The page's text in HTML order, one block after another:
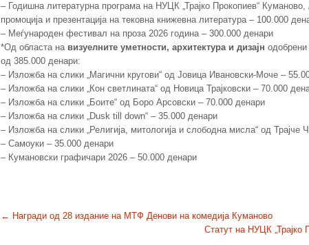
– Годишна литературна програма на НУЦК „Трајко Прокопиев“ Куманово,
промоција и презентација на тековна книжевна литература – 100.000
– Меѓународен фестивал на проза 2026 година – 300.000 денари
*Од областа на визуелните уметности, архитектура и дизајн
од 385.000 денари:
– Изложба на слики „Магични кругови“ од Јовица Ивановски-Моче –
– Изложба на слики „Кон светлината“ од Новица Трајковски – 70.000
– Изложба на слики „Боите“ од Боро Арсовски – 70.000 денари
– Изложба на слики „Dusk till down“ – 35.000 денари
– Изложба на слики „Религија, митологија и слободна мисла“ од Трајче
– Самоуки – 35.000 денари
– Кумановски графичари 2026 – 50.000 денари
P
← Награди од 28 издание на МТФ Денови на комедија Куманово
Статут на НУЦК „Трајко